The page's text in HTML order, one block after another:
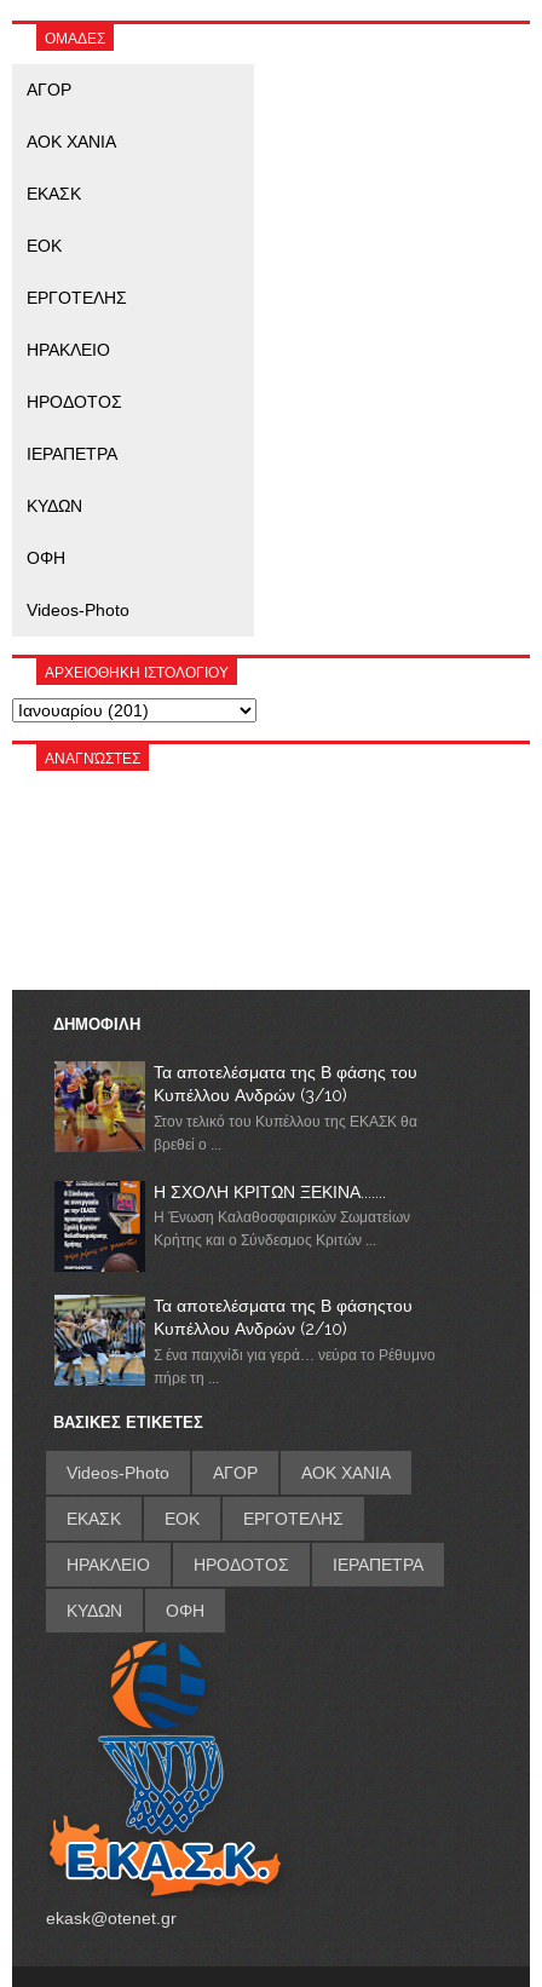
ΟΜΑΔΕΣ
ΑΓΟΡ
ΑΟΚ ΧΑΝΙΑ
ΕΚΑΣΚ
ΕΟΚ
ΕΡΓΟΤΕΛΗΣ
ΗΡΑΚΛΕΙΟ
ΗΡΟΔΟΤΟΣ
ΙΕΡΑΠΕΤΡΑ
ΚΥΔΩΝ
ΟΦΗ
Videos-Photo
ΑΡΧΕΙΟΘΗΚΗ ΙΣΤΟΛΟΓΙΟΥ
ΑΝΑΓΝΏΣΤΕΣ
ΔΗΜΟΦΙΛΗ
Τα αποτελέσματα της Β φάσης του
Κυπέλλου Ανδρών (3/10)
Στον τελικό του Κυπέλλου της ΕΚΑΣΚ θα
βρεθεί ο ...
Η ΣΧΟΛΗ ΚΡΙΤΩΝ ΞΕΚΙΝΑ.......
Η Ένωση Καλαθοσφαιρικών Σωματείων
Κρήτης και ο Σύνδεσμος Κριτών ...
Τα αποτελέσματα της Β φάσηςτου
Κυπέλλου Ανδρών (2/10)
Σ ένα παιχνίδι για γερά… νεύρα το Ρέθυμνο
πήρε τη ...
ΒΑΣΙΚΕΣ ΕΤΙΚΕΤΕΣ
Videos-Photo ΑΓΟΡ ΑΟΚ ΧΑΝΙΑ
ΕΚΑΣΚ ΕΟΚ ΕΡΓΟΤΕΛΗΣ
ΗΡΑΚΛΕΙΟ ΗΡΟΔΟΤΟΣ ΙΕΡΑΠΕΤΡΑ
ΚΥΔΩΝ ΟΦΗ
ekask@otenet.gr